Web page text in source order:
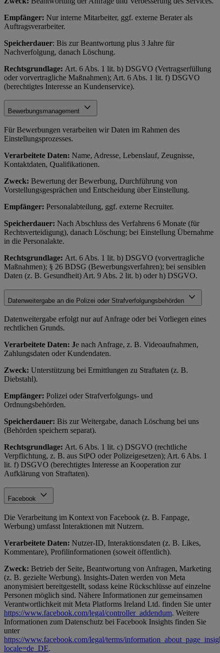
Empfänger: Nur interne Mitarbeiter, ggf. externe Berater als
Auftragsverarbeiter.
Speicherdauer: Bis zur Beantwortung plus 3 Jahre für
Nachverfolgung, danach Löschung.
Rechtsgrundlage: Art. 6 Abs. 1 lit. b) DSGVO (Vertragserfüllung
oder vorvertragliche Maßnahmen); Art. 6 Abs. 1 lit. f) DSGVO
(berechtigtes Interesse an Kundenservice).
Bewerbungsmanagement
Für Bewerbungen verarbeiten wir Daten im Rahmen des
Einstellungsprozesses.
Verarbeitete Daten: Name, Adresse, Lebenslauf, Zeugnisse,
Kontaktdaten, Qualifikationen.
Zweck: Bewertung der Bewerbung, Durchführung von
Vorstellungsgesprächen und Entscheidung über Einstellung.
Empfänger: Personalabteilung, ggf. externe Recruiter.
Speicherdauer: Nach Abschluss des Verfahrens 6 Monate (für
Rechtsverteidigung), danach Löschung; bei Einstellung Übernahme
in die Personalakte.
Rechtsgrundlage: Art. 6 Abs. 1 lit. b) DSGVO (vorvertragliche
Maßnahmen); § 26 BDSG (Bewerbungsverfahren); bei sensiblen
Daten (z. B. Gesundheit) Art. 9 Abs. 2 lit. b) oder h) DSGVO.
Datenweitergabe an die Polizei oder Strafverfolgungsbehörden
Datenweitergabe erfolgt nur auf Anfrage oder bei Vorliegen eines
rechtlichen Grunds.
Verarbeitete Daten: Je nach Anfrage, z. B. Videoaufnahmen,
Zahlungsdaten oder Kundendaten.
Zweck: Unterstützung bei Ermittlungen zu Straftaten (z. B.
Diebstahl).
Empfänger: Polizei oder Strafverfolgungs- und
Ordnungsbehörden.
Speicherdauer: Bis zur Weitergabe, danach Löschung bei uns
(Behörden speichern separat).
Rechtsgrundlage: Art. 6 Abs. 1 lit. c) DSGVO (rechtliche
Verpflichtung, z. B. aus StPO oder Polizeigesetzen); Art. 6 Abs. 1
lit. f) DSGVO (berechtigtes Interesse an Kooperation zur
Aufklärung von Straftaten).
Facebook
Die Verarbeitung im Kontext von Facebook (z. B. Fanpage,
Werbung) umfasst Interaktionen mit Nutzern.
Verarbeitete Daten: Nutzer-ID, Interaktionsdaten (z. B. Likes,
Kommentare), Profilinformationen (soweit öffentlich).
Zweck: Betrieb der Seite, Beantwortung von Anfragen, Marketing
(z. B. gezielte Werbung). Insights-Daten werden von Meta
anonymisiert bereitgestellt, sodass keine Rückschlüsse auf einzelne
Personen möglich sind. Nähere Informationen zur gemeinsamen
Verantwortlichkeit mit Meta Platforms Ireland Ltd. finden Sie unter
https://www.facebook.com/legal/controller_addendum. Weitere
Informationen zum Datenschutz bei Facebook Insights finden Sie
unter
https://www.facebook.com/legal/terms/
locale=de_DE.